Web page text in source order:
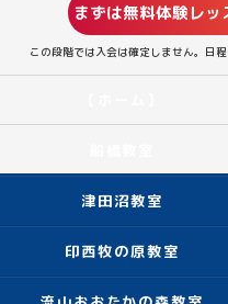
まずは無料体験レッ
この段階では入会は確定しません。日
津田沼教室
印西牧の原教室